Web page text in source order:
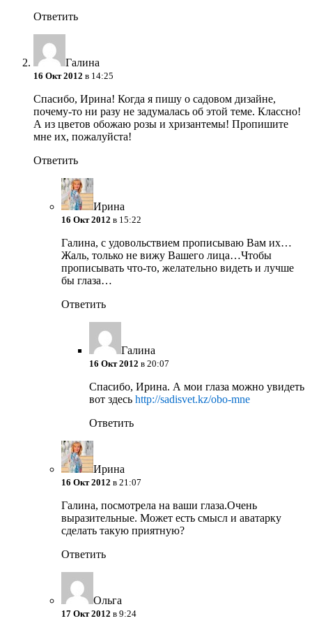
Ответить
Галина
16 Окт 2012 в 14:25
Спасибо, Ирина! Когда я пишу о садовом дизайне,
почему-то ни разу не задумалась об этой теме. Классно!
А из цветов обожаю розы и хризантемы! Пропишите
мне их, пожалуйста!
Ответить
Ирина
16 Окт 2012 в 15:22
Галина, с удовольствием прописываю Вам их…
Жаль, только не вижу Вашего лица…Чтобы
прописывать что-то, желательно видеть и лучше
бы глаза…
Ответить
Галина
16 Окт 2012 в 20:07
Спасибо, Ирина. А мои глаза можно увидеть
вот здесь http://sadisvet.kz/obo-mne
Ответить
Ирина
16 Окт 2012 в 21:07
Галина, посмотрела на ваши глаза.Очень
выразительные. Может есть смысл и аватарку
сделать такую приятную?
Ответить
Ольга
17 Окт 2012 в 9:24